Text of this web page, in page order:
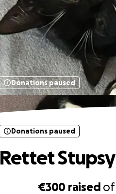
Donations paused
€300 raised of
Donations paused
Rettet Stupsy